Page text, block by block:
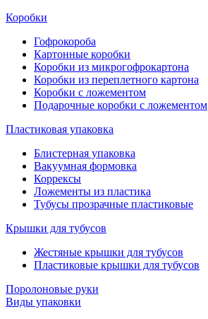
Коробки
Гофрокороба
Картонные коробки
Коробки из микрогофрокартона
Коробки из переплетного картона
Коробки с ложементом
Подарочные коробки с ложементом
Пластиковая упаковка
Блистерная упаковка
Вакуумная формовка
Коррексы
Ложементы из пластика
Тубусы прозрачные пластиковые
Крышки для тубусов
Жестяные крышки для тубусов
Пластиковые крышки для тубусов
Поролоновые руки
Виды упаковки